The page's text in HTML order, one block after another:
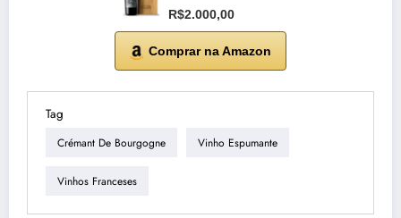
R$2.000,00
Comprar na Amazon
Tag
Crémant De Bourgogne Vinho Espumante
Vinhos Franceses